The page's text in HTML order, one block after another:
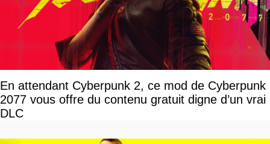
En attendant Cyberpunk 2, ce mod de Cyberpunk
2077 vous offre du contenu gratuit digne d’un vrai
DLC